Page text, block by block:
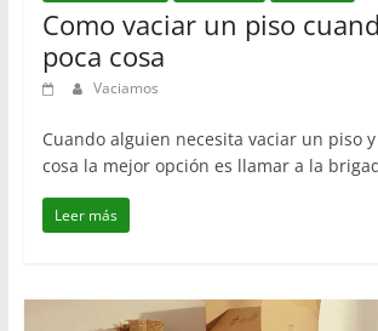
Como vaciar un piso
poca cosa
Vaciamos
Cuando alguien necesita vaciar un piso
cosa la mejor opción es llamar a la
Leer más